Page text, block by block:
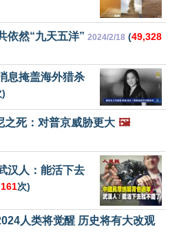
依然“九天五洋” 2024/2/18 (49,328
息掩盖海外猎杀
)
之死：对普京威胁更大 🖼️
汉人：能活下去
次)
人类将觉醒 历史将有大改观